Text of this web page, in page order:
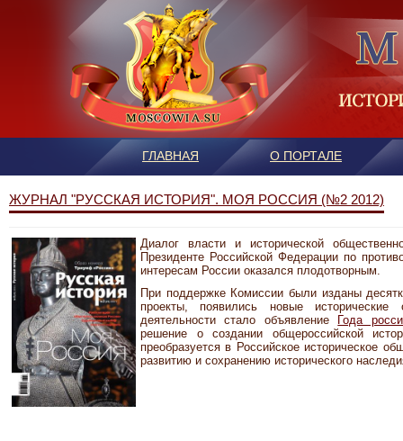
ГЛАВНАЯ О ПОРТАЛЕ
ЖУРНАЛ "РУССКАЯ ИСТОРИЯ". МОЯ РОССИЯ (№2 2012)
Диалог власти и исторической
Президенте Российской Федерации по
интересам России оказался плодотворным.
При поддержке Комиссии были изданы
проекты, появились новые
деятельности стало объявление
Года
решение о создании общероссийской
преобразуется в Российское историческое
развитию и сохранению исторического